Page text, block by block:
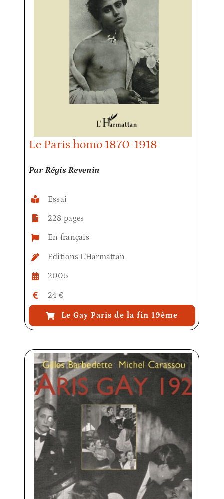
Le Paris homo 1870-1918
Par Régis Revenin
Essai
228 pages
En français
Editions L’Harmattan
2005
24 €
Le Gay Paris de la fin 19ème